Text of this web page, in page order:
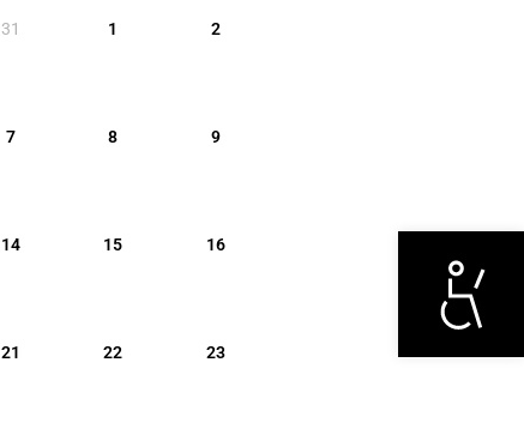
Otwórz
31 1 2
7 8 9
14 15 16
21 22 23